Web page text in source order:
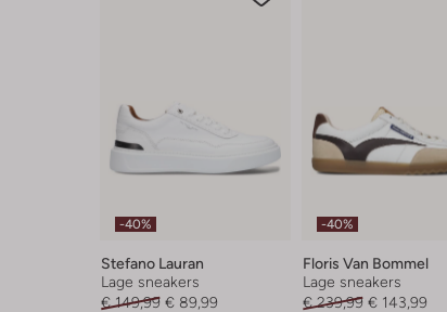
-40%
Stefano Lauran
Lage sneakers
€ 149,99 € 89,99
-40%
Floris Van Bommel
Lage sneakers
€ 239,99 € 143,99